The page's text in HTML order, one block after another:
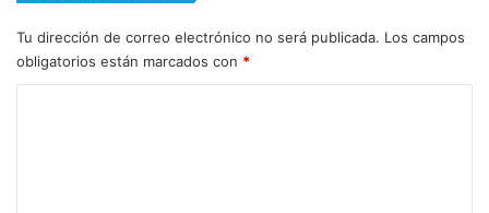
Tu dirección de correo electrónico no será publicada. Los campos
obligatorios están marcados con *